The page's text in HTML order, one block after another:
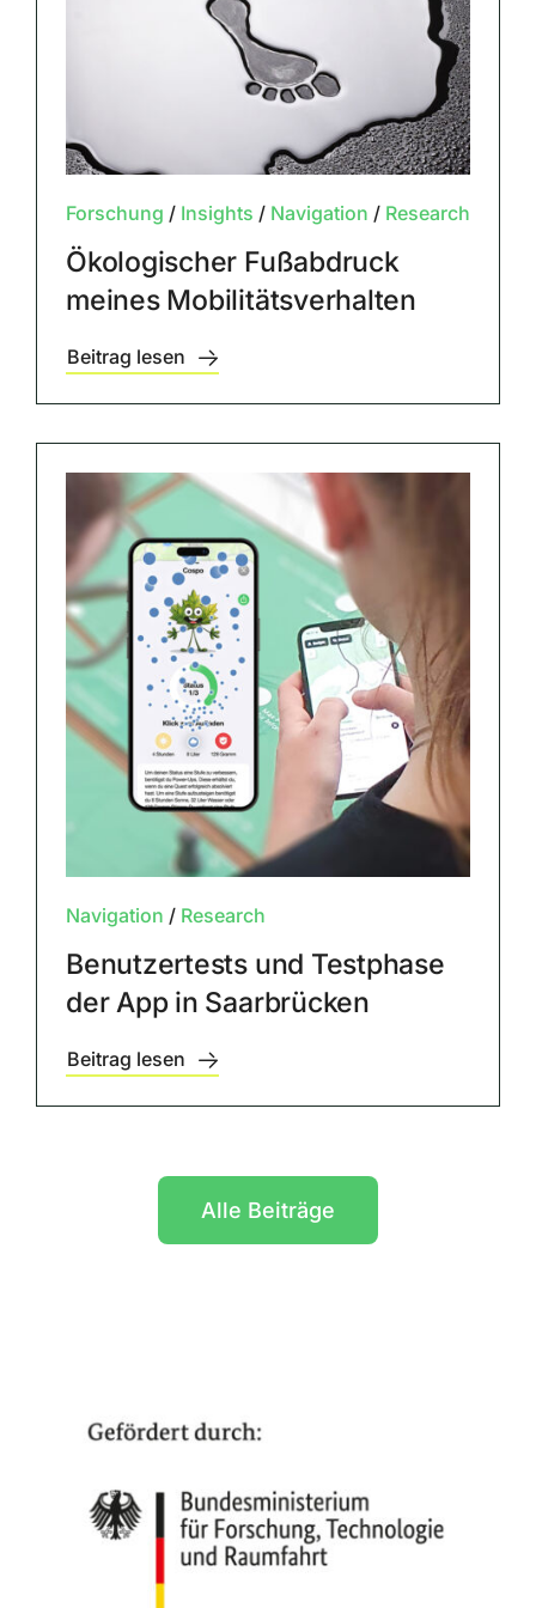
Forschung / Insights / Navigation / Research
Ökologischer Fußabdruck
meines Mobilitätsverhalten
Beitrag lesen
Navigation / Research
Benutzertests und Testphase
der App in Saarbrücken
Beitrag lesen
Alle Beiträge